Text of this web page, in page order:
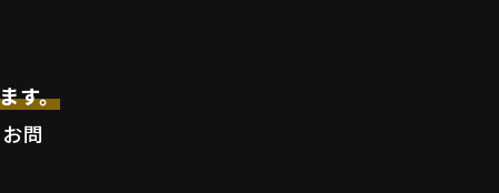
す。
問